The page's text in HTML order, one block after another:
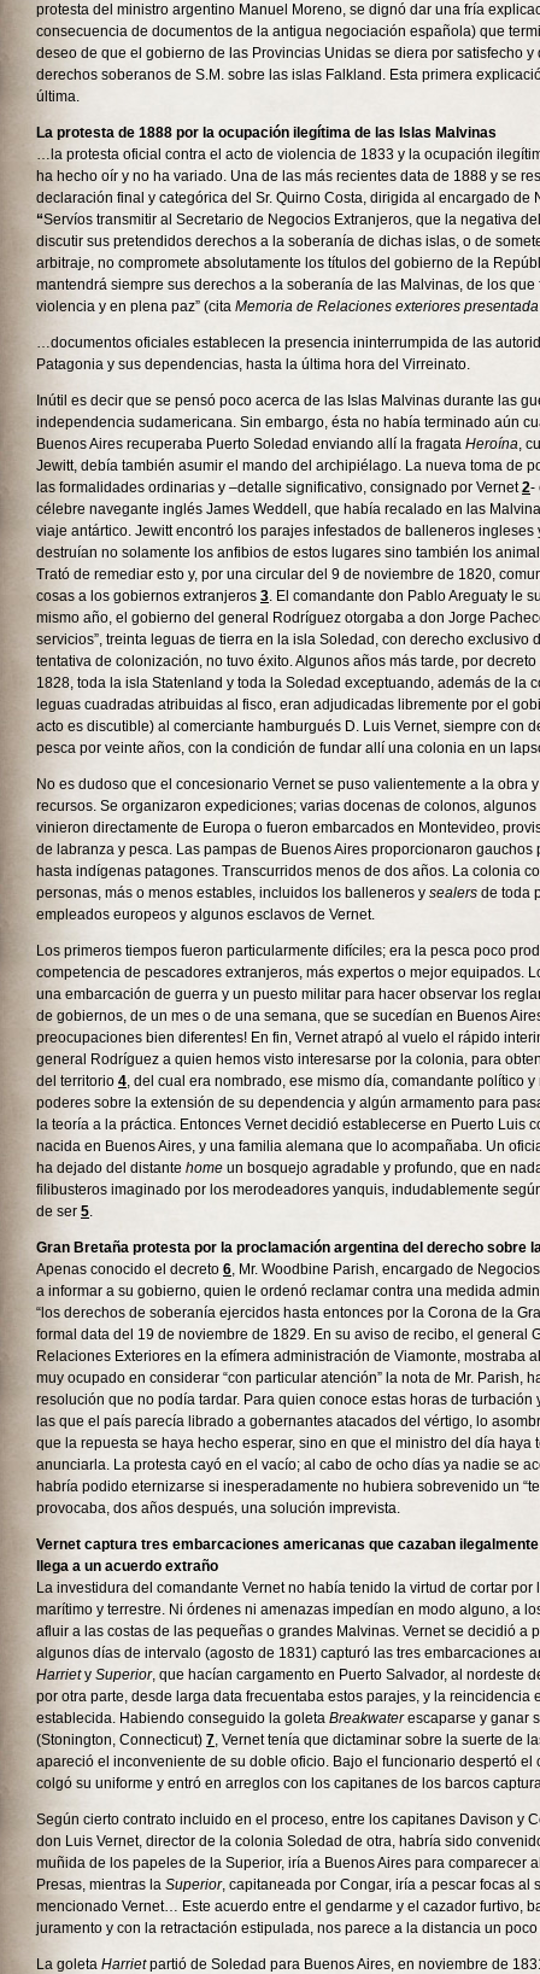
protesta del ministro argentino Manuel Moreno, se dignó dar una fría
consecuencia de documentos de la antigua negociación española) que
deseo de que el gobierno de las Provincias Unidas se diera por satisfecho y
derechos soberanos de S.M. sobre las islas Falkland. Esta primera
última.
La protesta de 1888 por la ocupación ilegítima de las Islas Malvinas
…la protesta oficial contra el acto de violencia de 1833 y la ocupación
ha hecho oír y no ha variado. Una de las más recientes data de 1888 y se
declaración final y categórica del Sr. Quirno Costa, dirigida al encargado de
“Servíos transmitir al Secretario de Negocios Extranjeros, que la negativa
discutir sus pretendidos derechos a la soberanía de dichas islas, o de
arbitraje, no compromete absolutamente los títulos del gobierno de la
mantendrá siempre sus derechos a la soberanía de las Malvinas, de los
violencia y en plena paz” (cita Memoria de Relaciones exteriores
…documentos oficiales establecen la presencia ininterrumpida de las
Patagonia y sus dependencias, hasta la última hora del Virreinato.
Inútil es decir que se pensó poco acerca de las Islas Malvinas durante las
independencia sudamericana. Sin embargo, ésta no había terminado aún
Buenos Aires recuperaba Puerto Soledad enviando allí la fragata Heroína,
Jewitt, debía también asumir el mando del archipiélago. La nueva toma de
las formalidades ordinarias y –detalle significativo, consignado por Vernet2-
célebre navegante inglés James Weddell, que había recalado en las
viaje antártico. Jewitt encontró los parajes infestados de balleneros ingleses
destruían no solamente los anfibios de estos lugares sino también los
Trató de remediar esto y, por una circular del 9 de noviembre de 1820,
cosas a los gobiernos extranjeros 3. El comandante don Pablo Areguaty le
mismo año, el gobierno del general Rodríguez otorgaba a don Jorge
servicios”, treinta leguas de tierra en la isla Soledad, con derecho exclusivo
tentativa de colonización, no tuvo éxito. Algunos años más tarde, por
1828, toda la isla Statenland y toda la Soledad exceptuando, además de la
leguas cuadradas atribuidas al fisco, eran adjudicadas libremente por el
acto es discutible) al comerciante hamburgués D. Luis Vernet, siempre con
pesca por veinte años, con la condición de fundar allí una colonia en un
No es dudoso que el concesionario Vernet se puso valientemente a la obra
recursos. Se organizaron expediciones; varias docenas de colonos,
vinieron directamente de Europa o fueron embarcados en Montevideo,
de labranza y pesca. Las pampas de Buenos Aires proporcionaron gauchos
hasta indígenas patagones. Transcurridos menos de dos años. La colonia
personas, más o menos estables, incluidos los balleneros y sealers de toda
empleados europeos y algunos esclavos de Vernet.
Los primeros tiempos fueron particularmente difíciles; era la pesca poco
competencia de pescadores extranjeros, más expertos o mejor equipados.
una embarcación de guerra y un puesto militar para hacer observar los
de gobiernos, de un mes o de una semana, que se sucedían en Buenos
preocupaciones bien diferentes! En fin, Vernet atrapó al vuelo el rápido
general Rodríguez a quien hemos visto interesarse por la colonia, para
del territorio 4, del cual era nombrado, ese mismo día, comandante político
poderes sobre la extensión de su dependencia y algún armamento para
la teoría a la práctica. Entonces Vernet decidió establecerse en Puerto Luis
nacida en Buenos Aires, y una familia alemana que lo acompañaba. Un
ha dejado del distante home un bosquejo agradable y profundo, que en
filibusteros imaginado por los merodeadores yanquis, indudablemente
de ser 5.
Gran Bretaña protesta por la proclamación argentina del derecho sobre
Apenas conocido el decreto 6, Mr. Woodbine Parish, encargado de
a informar a su gobierno, quien le ordenó reclamar contra una medida
“los derechos de soberanía ejercidos hasta entonces por la Corona de la
formal data del 19 de noviembre de 1829. En su aviso de recibo, el general
Relaciones Exteriores en la efímera administración de Viamonte, mostraba
muy ocupado en considerar “con particular atención” la nota de Mr. Parish,
resolución que no podía tardar. Para quien conoce estas horas de turbación
las que el país parecía librado a gobernantes atacados del vértigo, lo
que la repuesta se haya hecho esperar, sino en que el ministro del día haya
anunciarla. La protesta cayó en el vacío; al cabo de ocho días ya nadie se
habría podido eternizarse si inesperadamente no hubiera sobrevenido un
provocaba, dos años después, una solución imprevista.
Vernet captura tres embarcaciones americanas que cazaban
llega a un acuerdo extraño
La investidura del comandante Vernet no había tenido la virtud de cortar por
marítimo y terrestre. Ni órdenes ni amenazas impedían en modo alguno, a
afluir a las costas de las pequeñas o grandes Malvinas. Vernet se decidió a
algunos días de intervalo (agosto de 1831) capturó las tres embarcaciones
Harriety Superior, que hacían cargamento en Puerto Salvador, al nordeste
por otra parte, desde larga data frecuentaba estos parajes, y la reincidencia
establecida. Habiendo conseguido la goleta Breakwaterescaparse y ganar
(Stonington, Connecticut) 7, Vernet tenía que dictaminar sobre la suerte de
apareció el inconveniente de su doble oficio. Bajo el funcionario despertó el
colgó su uniforme y entró en arreglos con los capitanes de los barcos
Según cierto contrato incluido en el proceso, entre los capitanes Davison y
don Luis Vernet, director de la colonia Soledad de otra, habría sido
muñida de los papeles de la Superior, iría a Buenos Aires para comparecer
Presas, mientras la Superior, capitaneada por Congar, iría a pescar focas al
mencionado Vernet… Este acuerdo entre el gendarme y el cazador furtivo,
juramento y con la retractación estipulada, nos parece a la distancia un
La goleta Harrietpartió de Soledad para Buenos Aires, en noviembre de